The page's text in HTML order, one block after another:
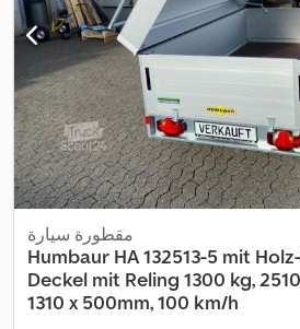
مقطورة سيارة
Humbaur HA 132513-5 mit
Deckel mit Reling 1300 kg,
1310 x 500mm, 100 km/h